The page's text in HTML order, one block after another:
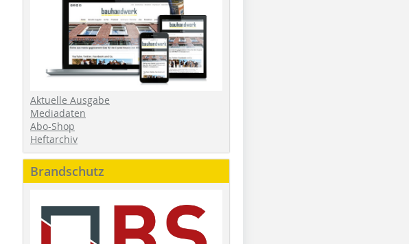
Aktuelle Ausgabe
Mediadaten
Abo-Shop
Heftarchiv
Brandschutz